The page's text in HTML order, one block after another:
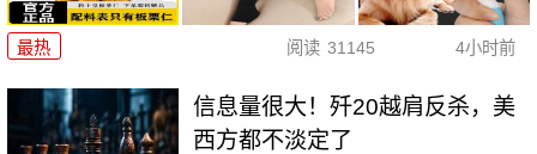
最热 阅读 31145 4小时前
信息量很大！歼20越肩反杀，美
西方都不淡定了